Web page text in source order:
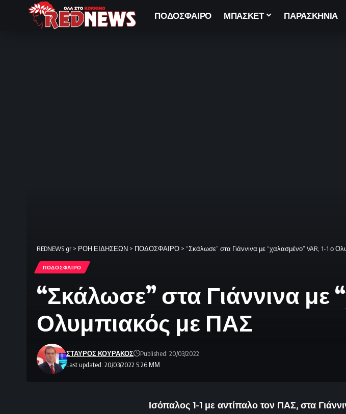
ΠΟΔΟΣΦΑΙΡΟ ΜΠΑΣΚΕΤ ΠΑΡΑΣΚΗΝΙΑ
REDNEWS.gr > ΡΟΗ ΕΙΔΗΣΕΩΝ > ΠΟΔΟΣΦΑΙΡΟ > “Σκάλωσε” στα Γιάννινα με “χαλασμένο” VAR, 1-1 ο
ΠΟΔΟΣΦΑΙΡΟ
“Σκάλωσε” στα Γιάννινα με
Ολυμπιακός με ΠΑΣ
Last updated: 20/03/2022 5:26 ΜΜ
ΣΤΑΥΡΟΣ ΚΟΥΡΑΚΟΣ Published: 20/03/2022
Ισόπαλος 1-1 με αντίπαλο τον ΠΑΣ, στα